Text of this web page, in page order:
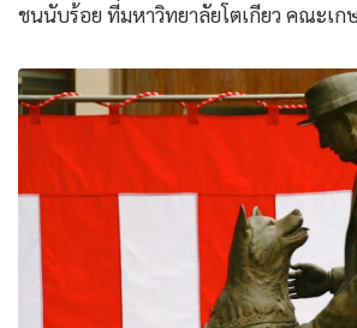
ชนนับร้อย ที่มหาวิทยาลัยโตเกียว คณะเก